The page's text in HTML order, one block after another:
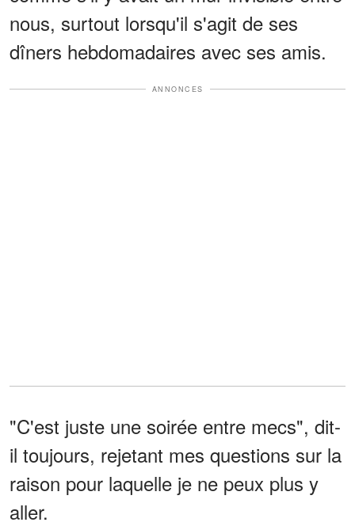
nous, surtout lorsqu'il s'agit de ses
dîners hebdomadaires avec ses amis.
ANNONCES
"C'est juste une soirée entre mecs", dit-
il toujours, rejetant mes questions sur la
raison pour laquelle je ne peux plus y
aller.